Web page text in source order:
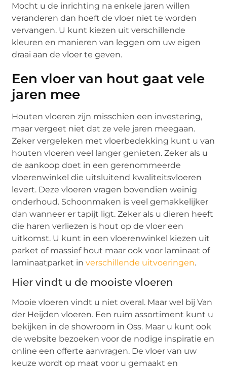
Mocht u de inrichting na enkele jaren willen
veranderen dan hoeft de vloer niet te worden
vervangen. U kunt kiezen uit verschillende
kleuren en manieren van leggen om uw eigen
draai aan de vloer te geven.
Een vloer van hout gaat vele
jaren mee
Houten vloeren zijn misschien een investering,
maar vergeet niet dat ze vele jaren meegaan.
Zeker vergeleken met vloerbedekking kunt u van
houten vloeren veel langer genieten. Zeker als u
de aankoop doet in een gerenommeerde
vloerenwinkel die uitsluitend kwaliteitsvloeren
levert. Deze vloeren vragen bovendien weinig
onderhoud. Schoonmaken is veel gemakkelijker
dan wanneer er tapijt ligt. Zeker als u dieren heeft
die haren verliezen is hout op de vloer een
uitkomst. U kunt in een vloerenwinkel kiezen uit
parket of massief hout maar ook voor laminaat of
laminaatparket inverschillende uitvoeringen.
Hier vindt u de mooiste vloeren
Mooie vloeren vindt u niet overal. Maar wel bij Van
der Heijden vloeren. Een ruim assortiment kunt u
bekijken in de showroom in Oss. Maar u kunt ook
de website bezoeken voor de nodige inspiratie en
online een offerte aanvragen. De vloer van uw
keuze wordt op maat voor u gemaakt en